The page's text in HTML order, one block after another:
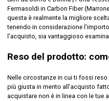
Fermasoldi in Carbon Fiber
questa è realmente la migliore
tenendo in considerazione
l'acquisto, sia vantaggioso
Reso del prodotto:
Nelle circostanze in cui ti fossi
più giusta in merito all'acquisto
acquistare non è in linea con le tue